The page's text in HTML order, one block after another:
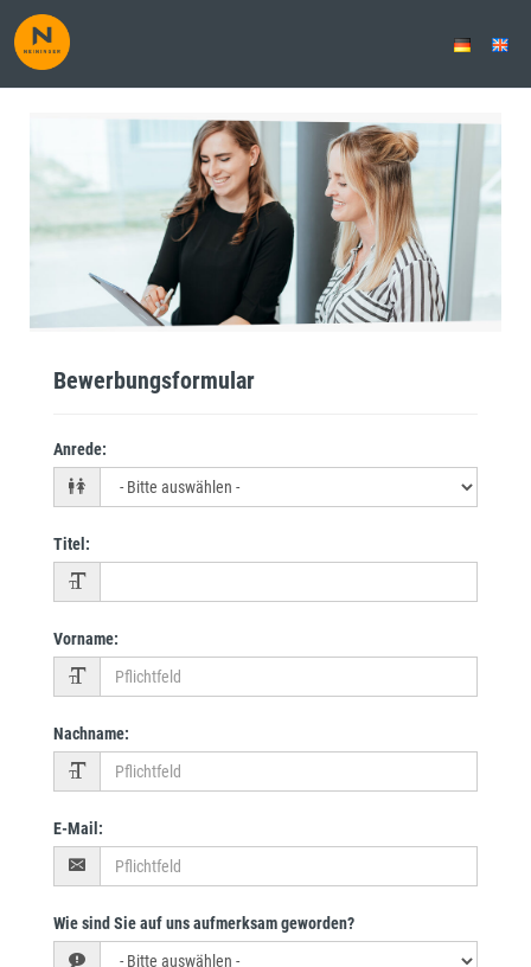
Hotline & First-Level-Support
(m/w/d)
Bewerbungsformular
Anrede:
Titel :
Vorname:
Nachname:
E-Mail :
Wie sind Sie auf uns aufmerksam geworden?